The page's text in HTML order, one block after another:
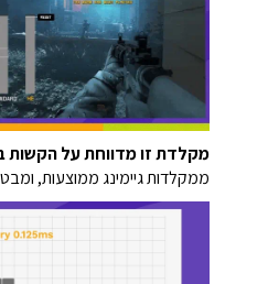
מקלדת זו מדווחת על הקשות
ממקלדות גיימינג ממוצעות,